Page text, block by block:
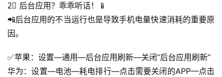
2⃣ 后台应用？乖乖听话！📱
📲后台应用的不当运行也是导致手机电量快速消耗的重要原
因。
✅苹果：设置—通用—后台应用刷新—关闭“后台应用刷新”
华为：设置—电池—耗电排行—点击需要关闭的APP—点击